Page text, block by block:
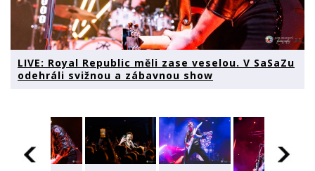
LIVE: Royal Republic měli zase veselou. V SaSaZu
odehráli svižnou a zábavnou show